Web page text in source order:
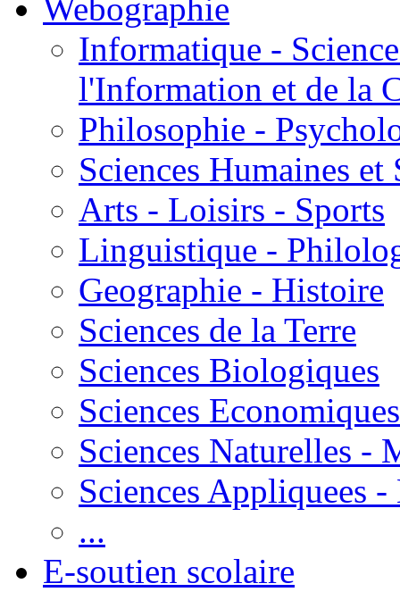
Webographie
Informatique -
l'Information et de la
Philosophie -
Sciences Humaines et
Arts - Loisirs - Sports
Linguistique -
Geographie - Histoire
Sciences de la Terre
Sciences Biologiques
Sciences Economiques
Sciences Naturelles -
Sciences Appliquees
...
E-soutien scolaire